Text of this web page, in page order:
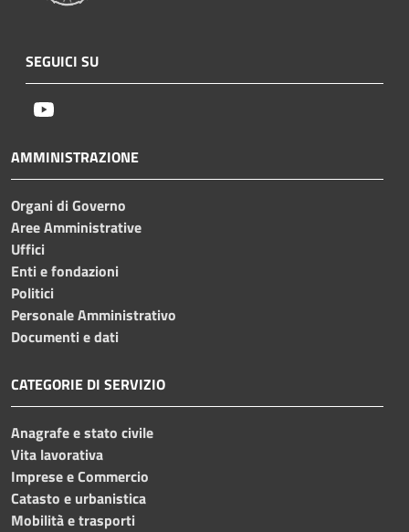
SEGUICI SU
AMMINISTRAZIONE
Organi di Governo
Aree Amministrative
Uffici
Enti e fondazioni
Politici
Personale Amministrativo
Documenti e dati
CATEGORIE DI SERVIZIO
Anagrafe e stato civile
Vita lavorativa
Imprese e Commercio
Catasto e urbanistica
Mobilità e trasporti